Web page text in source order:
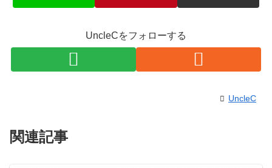
UncleCをフォローする
UncleC
関連記事